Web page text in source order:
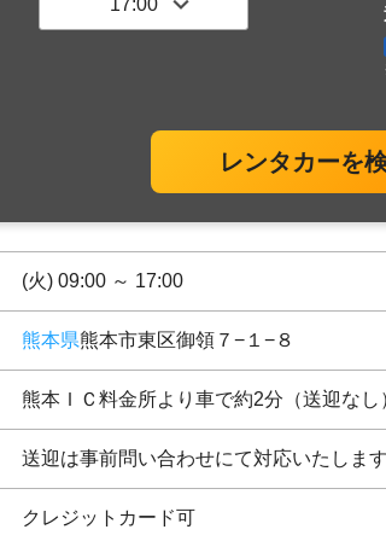
レンタカーを
(火) 09:00 ～ 17:00
熊本県熊本市東区御領７−１−８
熊本ＩＣ料金所より車で約2分（送迎なし
送迎は事前問い合わせにて対応いたします
クレジットカード可